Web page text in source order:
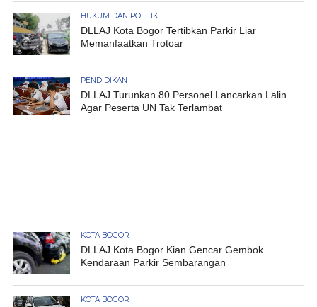
HUKUM DAN POLITIK
DLLAJ Kota Bogor Tertibkan Parkir Liar
Memanfaatkan Trotoar
PENDIDIKAN
DLLAJ Turunkan 80 Personel Lancarkan Lalin
Agar Peserta UN Tak Terlambat
KOTA BOGOR
DLLAJ Kota Bogor Kian Gencar Gembok
Kendaraan Parkir Sembarangan
KOTA BOGOR